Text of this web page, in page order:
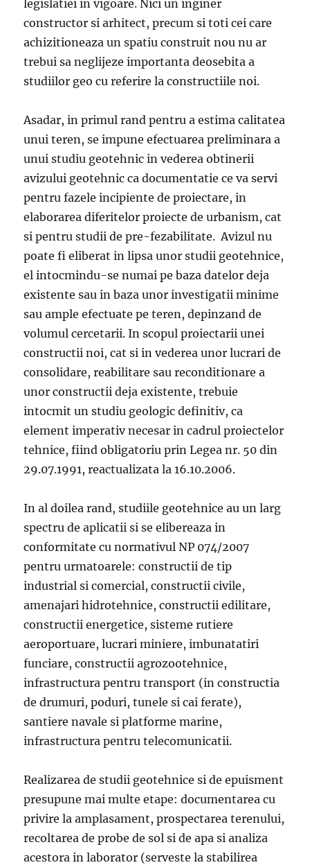
legislatiei in vigoare. Nici un inginer
constructor si arhitect, precum si toti cei care
achizitioneaza un spatiu construit nou nu ar
trebui sa neglijeze importanta deosebita a
studiilor geo cu referire la constructiile noi.
Asadar, in primul rand pentru a estima calitatea
unui teren, se impune efectuarea preliminara a
unui studiu geotehnic in vederea obtinerii
avizului geotehnic ca documentatie ce va servi
pentru fazele incipiente de proiectare, in
elaborarea diferitelor proiecte de urbanism, cat
si pentru studii de pre-fezabilitate. Avizul nu
poate fi eliberat in lipsa unor studii geotehnice,
el intocmindu-se numai pe baza datelor deja
existente sau in baza unor investigatii minime
sau ample efectuate pe teren, depinzand de
volumul cercetarii. In scopul proiectarii unei
constructii noi, cat si in vederea unor lucrari de
consolidare, reabilitare sau reconditionare a
unor constructii deja existente, trebuie
intocmit un studiu geologic definitiv, ca
element imperativ necesar in cadrul proiectelor
tehnice, fiind obligatoriu prin Legea nr. 50 din
29.07.1991, reactualizata la 16.10.2006.
In al doilea rand, studiile geotehnice au un larg
spectru de aplicatii si se elibereaza in
conformitate cu normativul NP 074/2007
pentru urmatoarele: constructii de tip
industrial si comercial, constructii civile,
amenajari hidrotehnice, constructii edilitare,
constructii energetice, sisteme rutiere
aeroportuare, lucrari miniere, imbunatatiri
funciare, constructii agrozootehnice,
infrastructura pentru transport (in constructia
de drumuri, poduri, tunele si cai ferate),
santiere navale si platforme marine,
infrastructura pentru telecomunicatii.
Realizarea de studii geotehnice si de epuisment
presupune mai multe etape: documentarea cu
privire la amplasament, prospectarea terenului,
recoltarea de probe de sol si de apa si analiza
acestora in laborator (serveste la stabilirea